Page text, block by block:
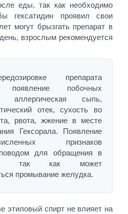
еды, так как необходимо
гексатидин проявил свои
могут брызгать препарат в
взрослым рекомендуется
препарата
появление побочных
аллергическая сыпь,
отек, сухость во
рвота, жжение в месте
Гексорала. Появление
признаков
для обращения в
так как может
промывание желудка.
этиловый спирт не влияет на